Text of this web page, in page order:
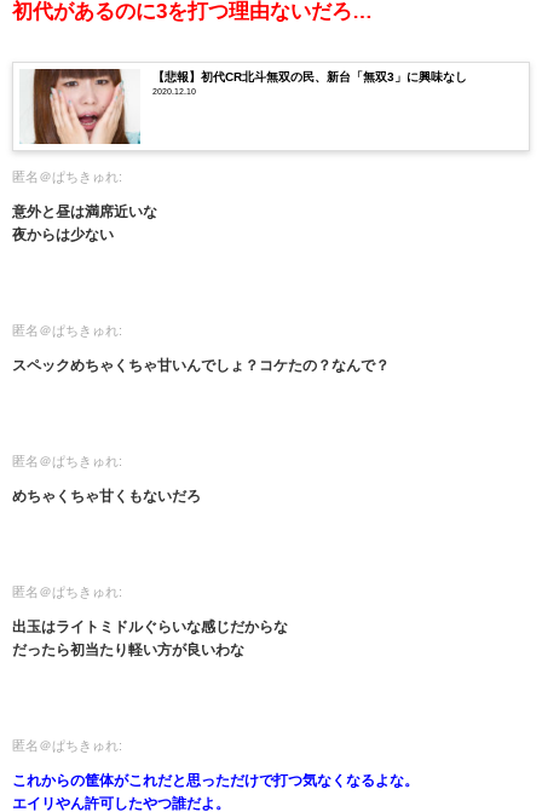
初代があるのに3を打つ理由ないだろ…
【悲報】初代CR北斗無双の民、新台「無双3」に興味なし
2020.12.10
匿名＠ぱちきゅれ:
意外と昼は満席近いな
夜からは少ない
匿名＠ぱちきゅれ:
スペックめちゃくちゃ甘いんでしょ？コケたの？なんで？
匿名＠ぱちきゅれ:
めちゃくちゃ甘くもないだろ
匿名＠ぱちきゅれ:
出玉はライトミドルぐらいな感じだからな
だったら初当たり軽い方が良いわな
匿名＠ぱちきゅれ:
これからの筐体がこれだと思っただけで打つ気なくなるよな。
エイリやん許可したやつ誰だよ。